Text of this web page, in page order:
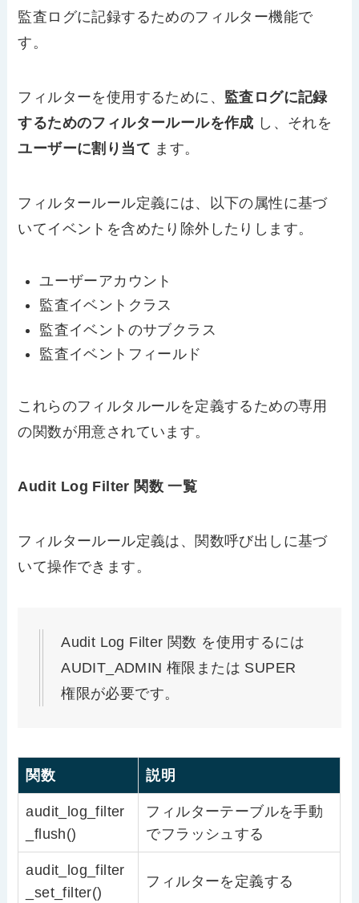
監査ログに記録するためのフィルター機能で
す。
フィルターを使用するために、 監査ログに記録
するためのフィルタールールを作成 し、それを
ユーザーに割り当て ます。
フィルタールール定義には、以下の属性に基づ
いてイベントを含めたり除外したりします。
ユーザーアカウント
監査イベントクラス
監査イベントのサブクラス
監査イベントフィールド
これらのフィルタルールを定義するための専用
の関数が用意されています。
Audit Log Filter 関数 一覧
フィルタールール定義は、関数呼び出しに基づ
いて操作できます。
Audit Log Filter 関数 を使用するには
AUDIT_ADMIN 権限または SUPER
権限が必要です。
関数 説明
audit_log_filter
_flush()
フィルターテーブルを手動
でフラッシュする
audit_log_filter
_set_filter()
フィルターを定義する